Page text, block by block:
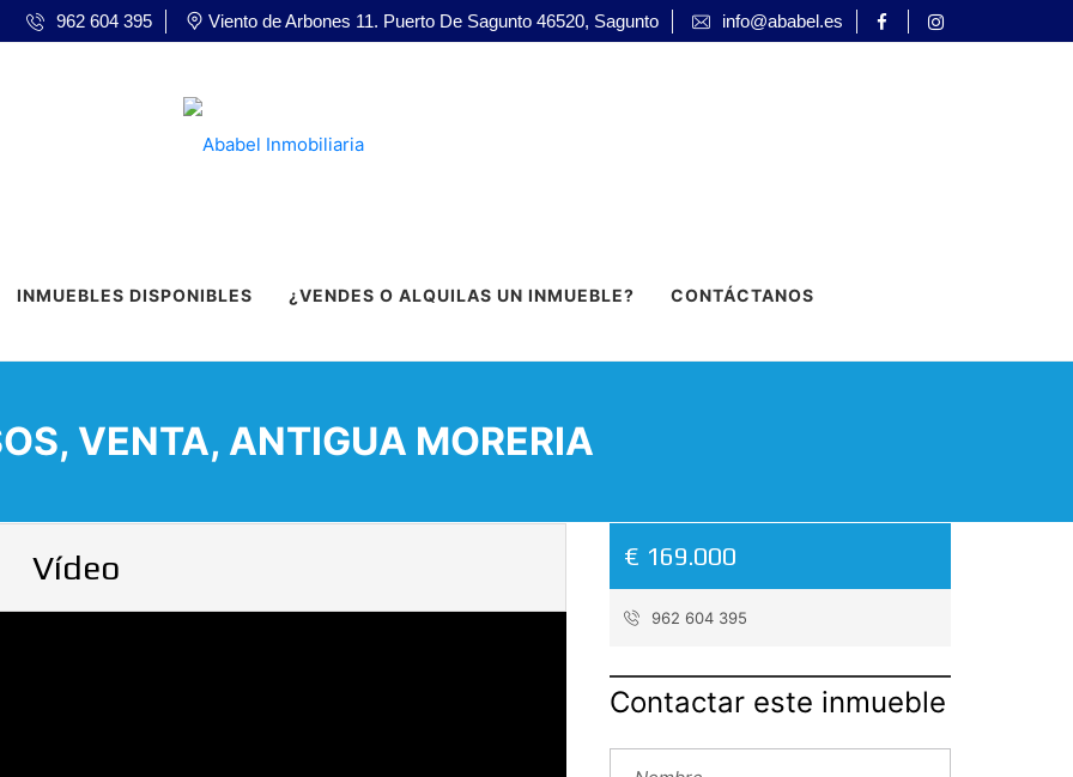
962 604 395 Viento de Arbones 11. Puerto De Sagunto 46520, Sagunto info@ababel.es
INMUEBLES DISPONIBLES ¿VENDES O ALQUILAS UN INMUEBLE? CONTÁCTANOS
VENTA, ANTIGUA MORERIA
Vídeo € 169.000
962 604 395
Contactar este inmueble